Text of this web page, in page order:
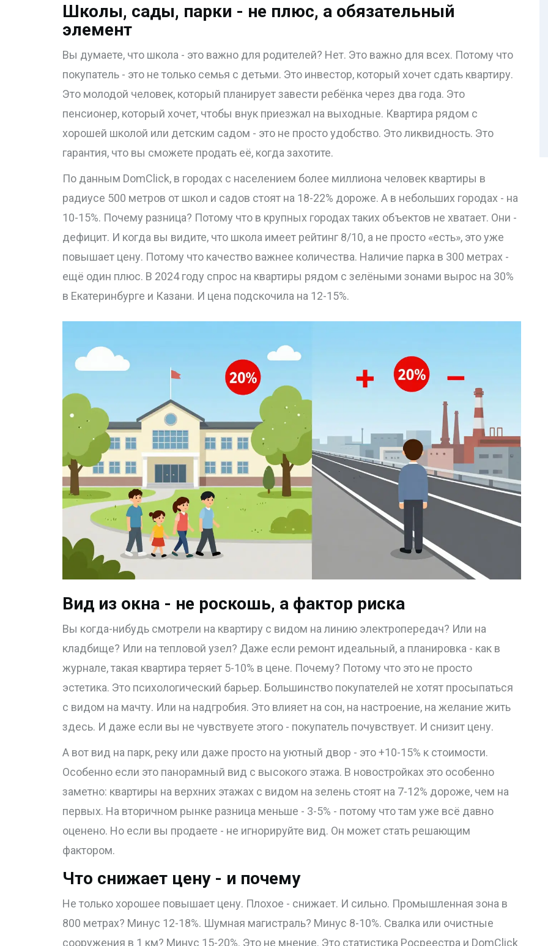
Школы, сады, парки - не плюс, а обязательный
элемент
Вы думаете, что школа - это важно для родителей? Нет. Это важно для всех. Потому что
покупатель - это не только семья с детьми. Это инвестор, который хочет сдать квартиру.
Это молодой человек, который планирует завести ребёнка через два года. Это
пенсионер, который хочет, чтобы внук приезжал на выходные. Квартира рядом с
хорошей школой или детским садом - это не просто удобство. Это ликвидность. Это
гарантия, что вы сможете продать её, когда захотите.
По данным DomClick, в городах с населением более миллиона человек квартиры в
радиусе 500 метров от школ и садов стоят на 18-22% дороже. А в небольших городах - на
10-15%. Почему разница? Потому что в крупных городах таких объектов не хватает. Они -
дефицит. И когда вы видите, что школа имеет рейтинг 8/10, а не просто «есть», это уже
повышает цену. Потому что качество важнее количества. Наличие парка в 300 метрах -
ещё один плюс. В 2024 году спрос на квартиры рядом с зелёными зонами вырос на 30%
в Екатеринбурге и Казани. И цена подскочила на 12-15%.
Вид из окна - не роскошь, а фактор риска
Вы когда-нибудь смотрели на квартиру с видом на линию электропередач? Или на
кладбище? Или на тепловой узел? Даже если ремонт идеальный, а планировка - как в
журнале, такая квартира теряет 5-10% в цене. Почему? Потому что это не просто
эстетика. Это психологический барьер. Большинство покупателей не хотят просыпаться
с видом на мачту. Или на надгробия. Это влияет на сон, на настроение, на желание жить
здесь. И даже если вы не чувствуете этого - покупатель почувствует. И снизит цену.
А вот вид на парк, реку или даже просто на уютный двор - это +10-15% к стоимости.
Особенно если это панорамный вид с высокого этажа. В новостройках это особенно
заметно: квартиры на верхних этажах с видом на зелень стоят на 7-12% дороже, чем на
первых. На вторичном рынке разница меньше - 3-5% - потому что там уже всё давно
оценено. Но если вы продаете - не игнорируйте вид. Он может стать решающим
фактором.
Что снижает цену - и почему
Не только хорошее повышает цену. Плохое - снижает. И сильно. Промышленная зона в
800 метрах? Минус 12-18%. Шумная магистраль? Минус 8-10%. Свалка или очистные
сооружения в 1 км? Минус 15-20%. Это не мнение. Это статистика Росреестра и DomClick